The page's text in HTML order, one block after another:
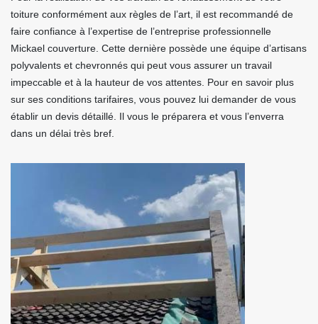
toiture conformément aux règles de l’art, il est recommandé de
faire confiance à l’expertise de l’entreprise professionnelle
Mickael couverture. Cette dernière possède une équipe d’artisans
polyvalents et chevronnés qui peut vous assurer un travail
impeccable et à la hauteur de vos attentes. Pour en savoir plus
sur ses conditions tarifaires, vous pouvez lui demander de vous
établir un devis détaillé. Il vous le préparera et vous l’enverra
dans un délai très bref.